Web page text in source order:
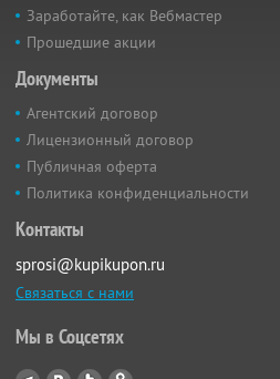
Заработайте, как Вебмастер
Прошедшие акции
Документы
Агентский договор
Лицензионный договор
Публичная оферта
Политика конфиденциальности
Контакты
sprosi@kupikupon.ru
Связаться с нами
Мы в Соцсетях